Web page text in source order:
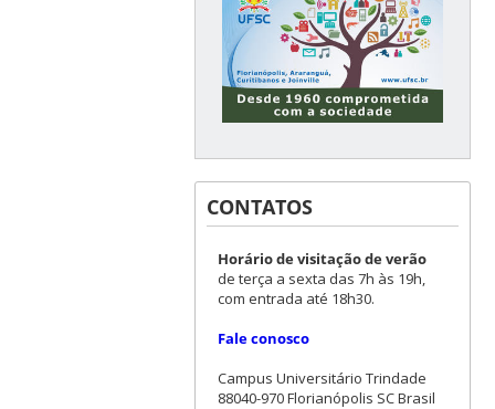
CONTATOS
Horário de visitação de verão
de terça a sexta das 7h às 19h,
com entrada até 18h30.
Fale conosco
Campus Universitário Trindade
88040-970 Florianópolis SC Brasil